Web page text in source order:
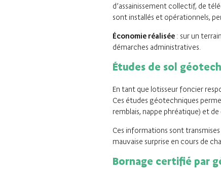
d’assainissement collectif, de
sont installés et opérationnels,
Économie réalisée : sur un
démarches administratives.
Études de sol
En tant que lotisseur foncier
Ces études géotechniques
remblais, nappe phréatique) et
Ces informations sont
mauvaise surprise en cours de
Bornage certifié par